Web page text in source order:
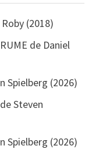
(2018)
de Daniel
Spielberg (2026)
Steven
Spielberg (2026)